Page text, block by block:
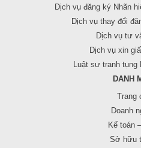
Dịch vụ đăng ký Nhãn
Dịch vụ thay đổi
Dịch vụ tư
Dịch vụ xin
Luật sư tranh
DANH
Trang
Doanh
Kế toán
Sở hữu